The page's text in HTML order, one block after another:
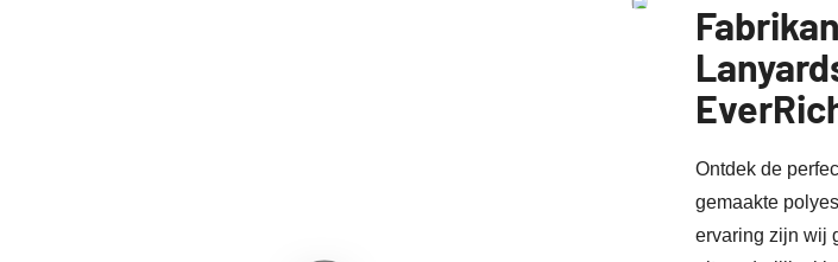
Ontdek de
gemaakte
ervaring zijn wij